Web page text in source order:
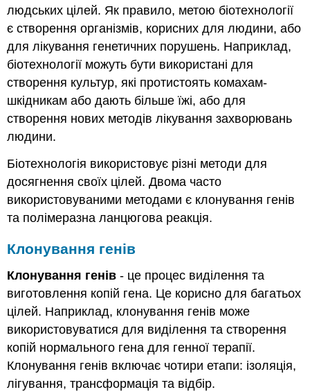
людських цілей. Як правило, метою біотехнології
є створення організмів, корисних для людини, або
для лікування генетичних порушень. Наприклад,
біотехнології можуть бути використані для
створення культур, які протистоять комахам-
шкідникам або дають більше їжі, або для
створення нових методів лікування захворювань
людини.
Біотехнологія використовує різні методи для
досягнення своїх цілей. Двома часто
використовуваними методами є клонування генів
та полімеразна ланцюгова реакція.
Клонування генів
Клонування генів - це процес виділення та
виготовлення копій гена. Це корисно для багатьох
цілей. Наприклад, клонування генів може
використовуватися для виділення та створення
копій нормального гена для генної терапії.
Клонування генів включає чотири етапи: ізоляція,
лігування, трансформація та відбір.